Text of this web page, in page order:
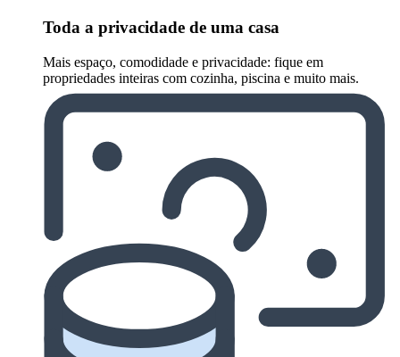
Toda a privacidade de uma casa
Mais espaço, comodidade e privacidade: fique em
propriedades inteiras com cozinha, piscina e muito mais.